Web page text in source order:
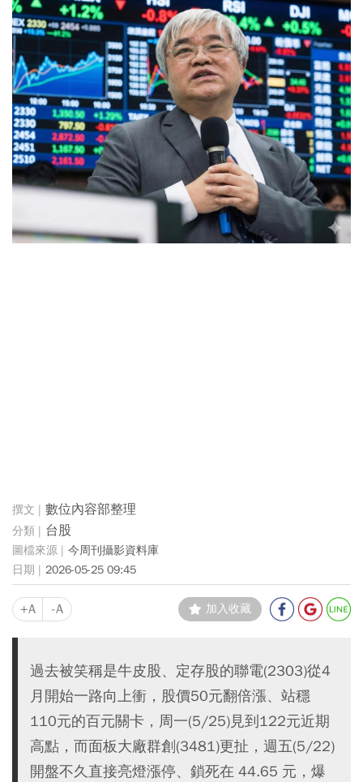
數位內容部整理
台股
今周刊攝影資料庫
2026-05-25 09:45
+A -A 加入收藏
過去被笑稱是牛皮股、定存股的聯電(2303)從4
月開始一路向上衝，股價50元翻倍漲、站穩
110元的百元關卡，周一(5/25)見到122元近期
高點，而面板大廠群創(3481)更扯，週五(5/22)
開盤不久直接亮燈漲停、鎖死在 44.65 元，爆